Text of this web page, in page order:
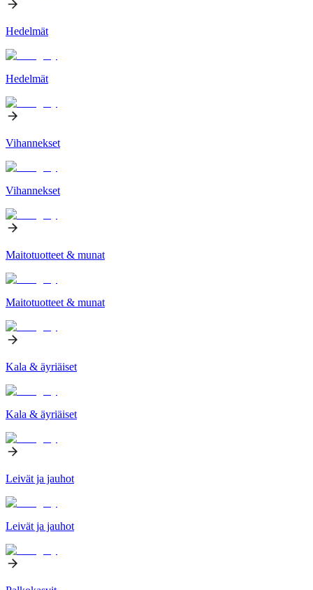
Hedelmät
Hedelmät
Vihannekset
Vihannekset
Maitotuotteet & munat
Maitotuotteet & munat
Kala & äyriäiset
Kala & äyriäiset
Leivät ja jauhot
Leivät ja jauhot